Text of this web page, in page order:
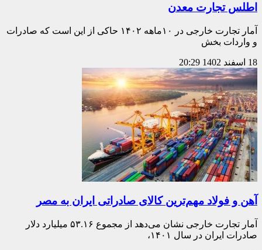
اطلس تجارت معدن
آمار تجارت خارجی در ۱۰ماهه ۱۴۰۲ حاکی از این است که صادرات
و واردات بخش
18 اسفند 1402 20:29
آهن‌ و‌ فولاد مهم‌ترین کالای‌ صادراتی ایران به مصر
آمار تجارت خارجی نشان می‌دهد از مجموع ۵۳.۱۶ میلیارد دلار
صادرات ایران در سال ۱۴۰۱،